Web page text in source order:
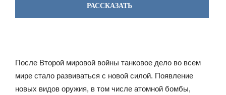
РАССКАЗАТЬ
После Второй мировой войны танковое дело во всем
мире стало развиваться с новой силой. Появление
новых видов оружия, в том числе атомной бомбы,